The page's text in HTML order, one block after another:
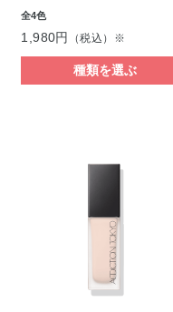
全4色
1,980円 （税込）※
種類を選ぶ